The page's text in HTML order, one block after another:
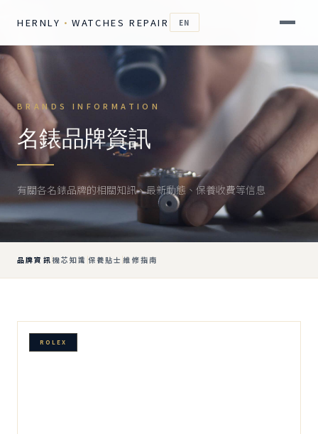
HERNLY ·WATCHES REPAIR EN
BRANDS INFORMATION
名錶品牌資訊
有關各名錶品牌的相關知訊、最新動態、保養收費等信息
品牌資訊 機芯知識 保養貼士 維修指南
ROLEX